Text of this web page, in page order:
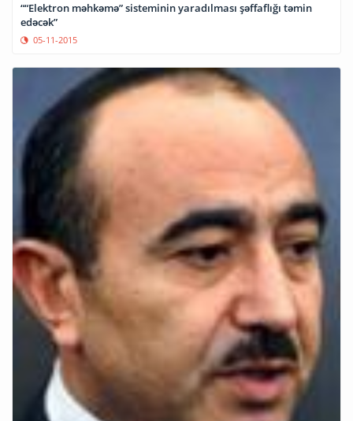
““Elektron məhkəmə” sisteminin yaradılması şəffaflığı təmin
edəcək”
05-11-2015